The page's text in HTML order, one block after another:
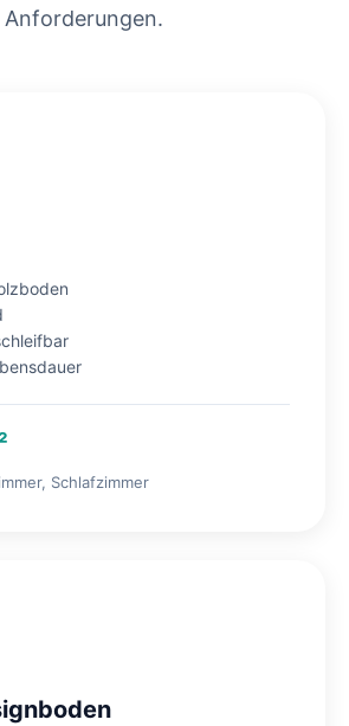
Anforderungen.
Schlafzimmer